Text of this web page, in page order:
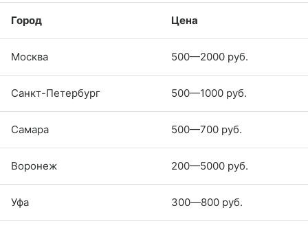
Город Цена
Москва 500—2000 руб.
Санкт-Петербург 500—1000 руб.
Самара 500—700 руб.
Воронеж 200—5000 руб.
Уфа 300—800 руб.